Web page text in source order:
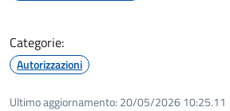
Categorie:
Autorizzazioni
Ultimo aggiornamento: 20/05/2026 10:25.11